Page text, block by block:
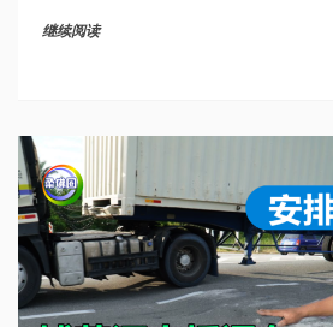
继续阅读